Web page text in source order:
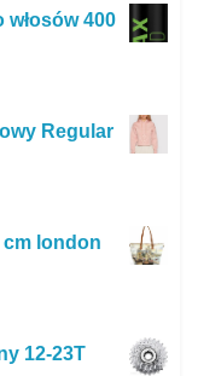
400
Regular
cm london
12-23T